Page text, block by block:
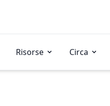
Risorse Circa